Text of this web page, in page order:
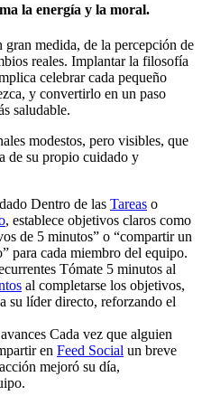
la energía y la moral.
medida, de la percepción de
reales. Implantar la filosofía
celebrar cada pequeño
y convertirlo en un paso
saludable.
modestos, pero visibles, que
de su propio cuidado y
Dentro de las Tareas o
, establece objetivos claros como
de 5 minutos” o “compartir un
para cada miembro del equipo.
Tómate 5 minutos al
al completarse los objetivos,
su líder directo, reforzando el
Cada vez que alguien
en Feed Social un breve
mejoró su día,